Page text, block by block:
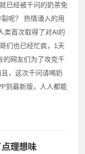
已经被千问的奶茶免
呢？ 热情涌入的用
类首次取得了对AI的
们也已经忙疯，1天
的网友们为了攻克千
，这次千问请喝奶
到最新版，人人都能
理想味